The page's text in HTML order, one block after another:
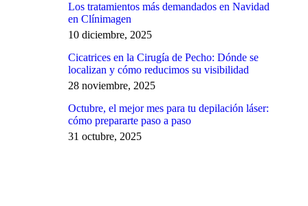
Los tratamientos más demandados en Navidad
en Clínimagen
10 diciembre, 2025
Cicatrices en la Cirugía de Pecho: Dónde se
localizan y cómo reducimos su visibilidad
28 noviembre, 2025
Octubre, el mejor mes para tu depilación láser:
cómo prepararte paso a paso
31 octubre, 2025